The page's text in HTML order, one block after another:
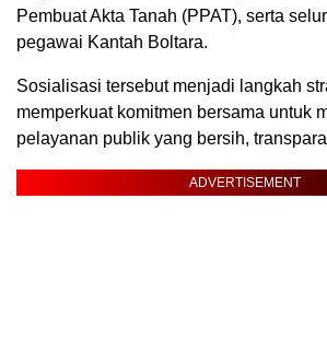
Pembuat Akta Tanah (PPAT), serta
pegawai Kantah Boltara.
Sosialisasi tersebut menjadi langkah
memperkuat komitmen bersama untuk
pelayanan publik yang bersih,
ADVERTISEMENT